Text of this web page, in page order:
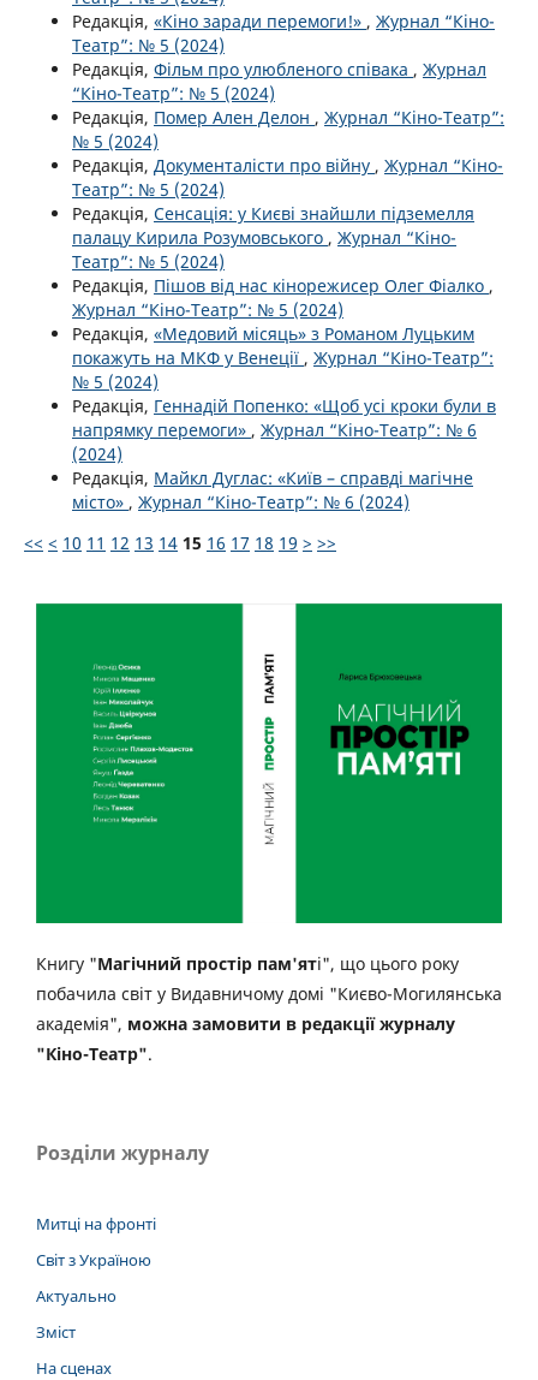
Редакція, «Кіно заради перемоги!» , Журнал “Кіно-
Театр”: № 5 (2024)
Редакція, Фільм про улюбленого співака , Журнал
“Кіно-Театр”: № 5 (2024)
Редакція, Помер Ален Делон , Журнал “Кіно-Театр”:
№ 5 (2024)
Редакція, Документалісти про війну , Журнал “Кіно-
Театр”: № 5 (2024)
Редакція, Сенсація: у Києві знайшли підземелля
палацу Кирила Розумовського , Журнал “Кіно-
Театр”: № 5 (2024)
Редакція, Пішов від нас кінорежисер Олег Фіалко ,
Журнал “Кіно-Театр”: № 5 (2024)
Редакція, «Медовий місяць» з Романом Луцьким
покажуть на МКФ у Венеції , Журнал “Кіно-Театр”:
№ 5 (2024)
Редакція, Геннадій Попенко: «Щоб усі кроки були в
напрямку перемоги» , Журнал “Кіно-Театр”: № 6
(2024)
Редакція, Майкл Дуглас: «Київ – справді магічне
місто» , Журнал “Кіно-Театр”: № 6 (2024)
<< < 10 11 12 13 14 15 16 17 18 19 > >>
Книгу "Магічний простір пам'яті", що цього року
побачила світ у Видавничому домі "Києво-Могилянська
академія", можна замовити в редакції журналу
"Кіно-Театр".
Розділи журналу
Митці на фронті
Світ з Україною
Актуально
Зміст
На сценах